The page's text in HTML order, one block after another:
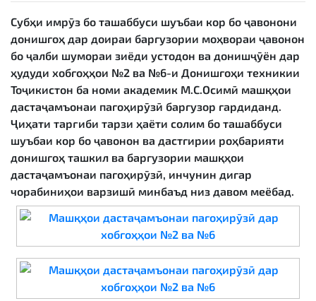
Субҳи имрӯз бо ташаббуси шуъбаи кор бо ҷавонони
донишгоҳ дар доираи баргузории моҳвораи ҷавонон
бо ҷалби шумораи зиёди устодон ва донишҷӯён дар
ҳудуди хобгоҳҳои №2 ва №6-и Донишгоҳи техникии
Тоҷикистон ба номи академик М.С.Осимӣ машқҳои
дастаҷамъонаи пагоҳирӯзӣ баргузор гардиданд.
Ҷиҳати тарғиби тарзи ҳаёти солим бо ташаббуси
шуъбаи кор бо ҷавонон ва дастгирии роҳбарияти
донишгоҳ ташкил ва баргузории машқҳои
дастаҷамъонаи пагоҳирӯзӣ, инчунин дигар
чорабиниҳои варзишӣ минбаъд низ давом меёбад.